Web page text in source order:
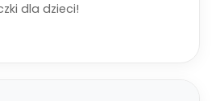
dla dzieci!